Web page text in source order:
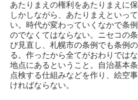
あたりまえの権利をあたりまえに保
しかしながら、あたりまえといっ
い。時代が変わっていくなかで条
のでなくてはならない。ニセコの
び見直し、札幌市の条例でも条例
る。作ったから全てがおわりでは
地点にあるということ。自治基本
点検する仕組みなどを作り、絵空
ければならない。